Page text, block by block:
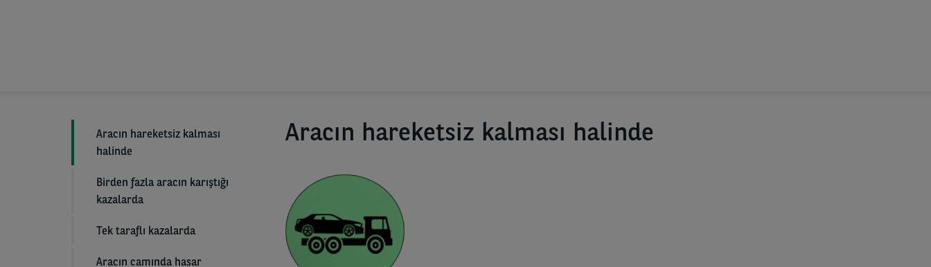
Aracın hareketsiz kalması
halinde
Birden fazla aracın karıştığı
kazalarda
Tek taraflı kazalarda
Aracın camında hasar
Aracın hareketsiz kalması halinde